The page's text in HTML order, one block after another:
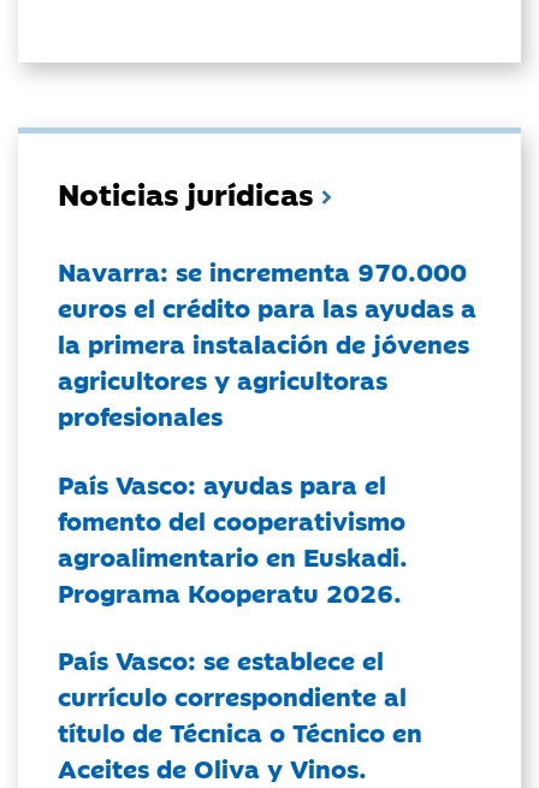
Noticias jurídicas
Navarra: se incrementa 970.000
euros el crédito para las ayudas a
la primera instalación de jóvenes
agricultores y agricultoras
profesionales
País Vasco: ayudas para el
fomento del cooperativismo
agroalimentario en Euskadi.
Programa Kooperatu 2026.
País Vasco: se establece el
currículo correspondiente al
título de Técnica o Técnico en
Aceites de Oliva y Vinos.